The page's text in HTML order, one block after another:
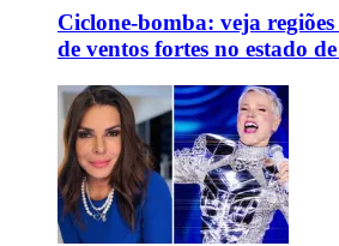
Ciclone-bomba: veja
de ventos fortes no estado